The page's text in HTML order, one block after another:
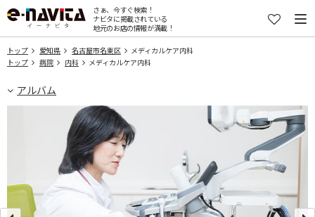
さぁ、今すぐ検索！
ナビタに掲載されている
地元のお店の情報が満載！
トップ 愛知県 名古屋市名東区
メディカルケア内科
トップ
病院 内科 メディカルケア内科
アルバム